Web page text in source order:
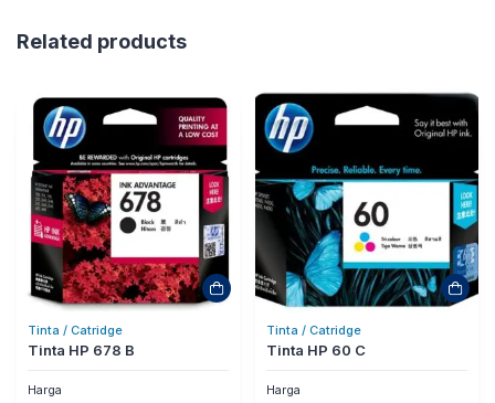
Related products
Tinta / Catridge
Tinta HP 678 B
Harga
Tinta / Catridge
Tinta HP 60 C
Harga